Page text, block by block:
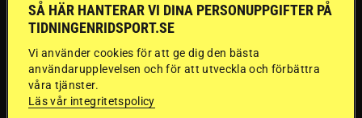
Dyraste
ridhjälmarna blev
sämst i test
SÅ HÄR HANTERAR VI DINA PERSONUPPGIFTER PÅ
TIDNINGENRIDSPORT.SE
Vi använder cookies för att ge dig den bästa
användarupplevelsen och för att utveckla och förbättra
våra tjänster.
Läs vår integritetspolicy